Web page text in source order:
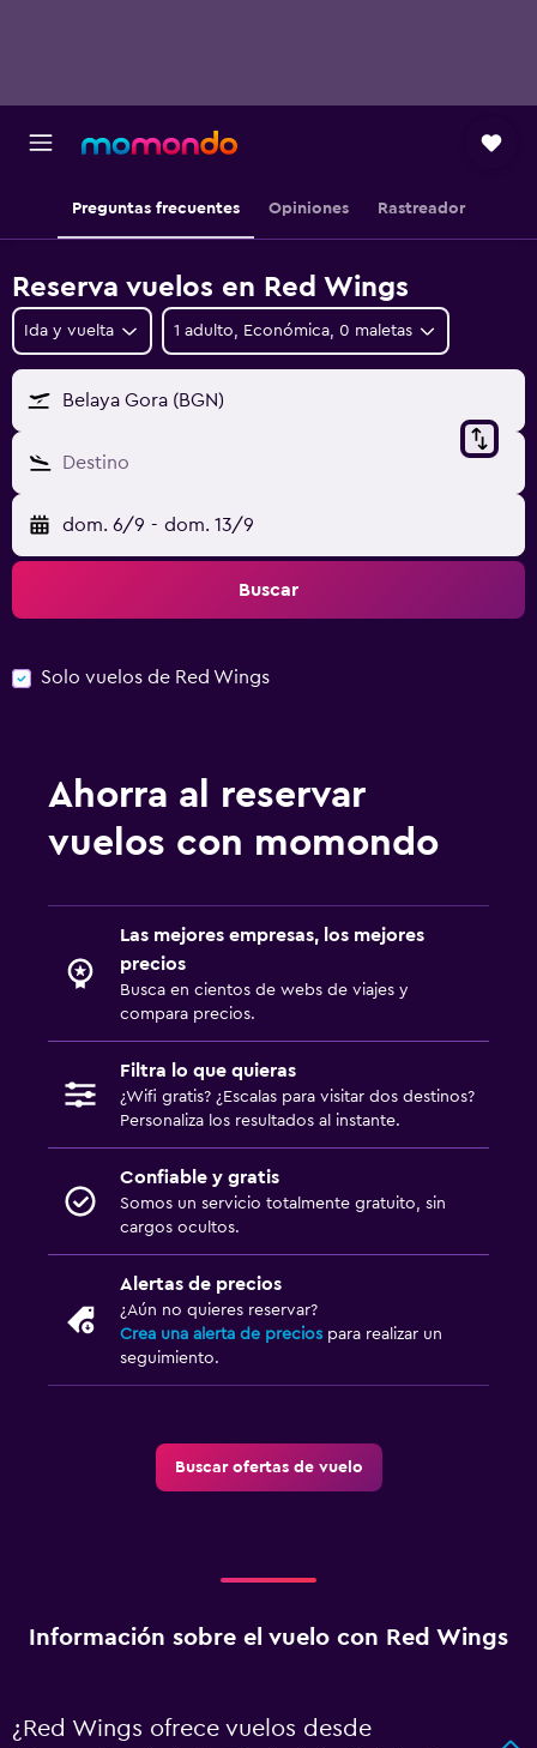
Preguntas frecuentes Opiniones Rastreador
Reserva vuelos en Red Wings
Ida y vuelta 1 adulto, Económica, 0 maletas
Belaya Gora (BGN)
Destino
dom. 6/9 - dom. 13/9
Buscar
Solo vuelos de Red Wings
Ahorra al reservar
vuelos con momondo
Las mejores empresas, los mejores
precios
Busca en cientos de webs de viajes y
compara precios.
Filtra lo que quieras
¿Wifi gratis? ¿Escalas para visitar dos destinos?
Personaliza los resultados al instante.
Confiable y gratis
Somos un servicio totalmente gratuito, sin
cargos ocultos.
Alertas de precios
¿Aún no quieres reservar?
Crea una alerta de precios para realizar un
seguimiento.
Buscar ofertas de vuelo
Información sobre el vuelo con Red Wings
¿Red Wings ofrece vuelos desde